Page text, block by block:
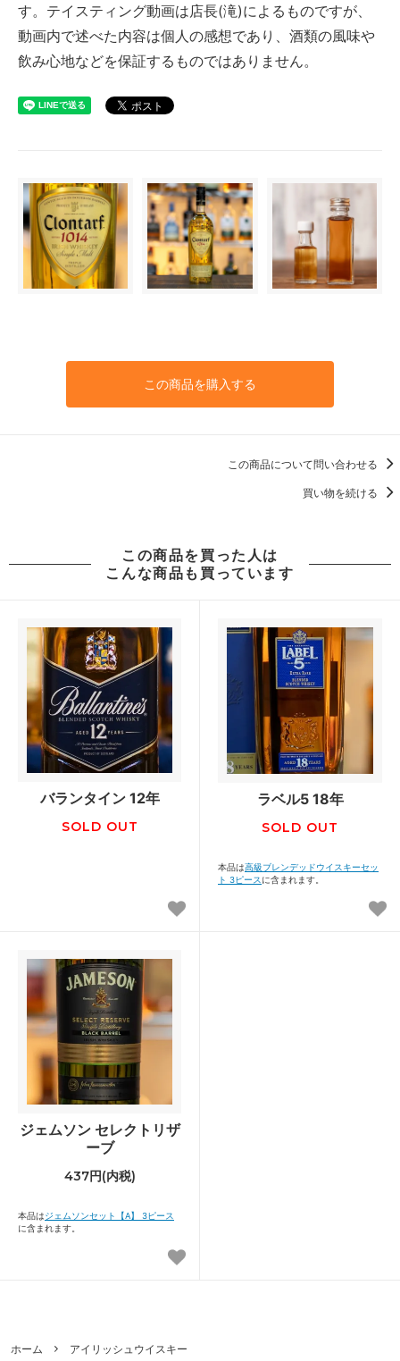
す。テイスティング動画は店長(滝)によるものですが、
動画内で述べた内容は個人の感想であり、酒類の風味や
飲み心地などを保証するものではありません。
この商品を購入する
この商品について問い合わせる
買い物を続ける
この商品を買った人は
こんな商品も買っています
バランタイン 12年
SOLD OUT
ラベル5 18年
SOLD OUT
本品は高級ブレンデッドウイスキーセッ
ト 3ピース に含まれます。
ジェムソン セレクトリザ
ーブ
437円(内税)
本品はジェムソンセット【A】 3ピース
に含まれます。
ホーム アイリッシュウイスキー